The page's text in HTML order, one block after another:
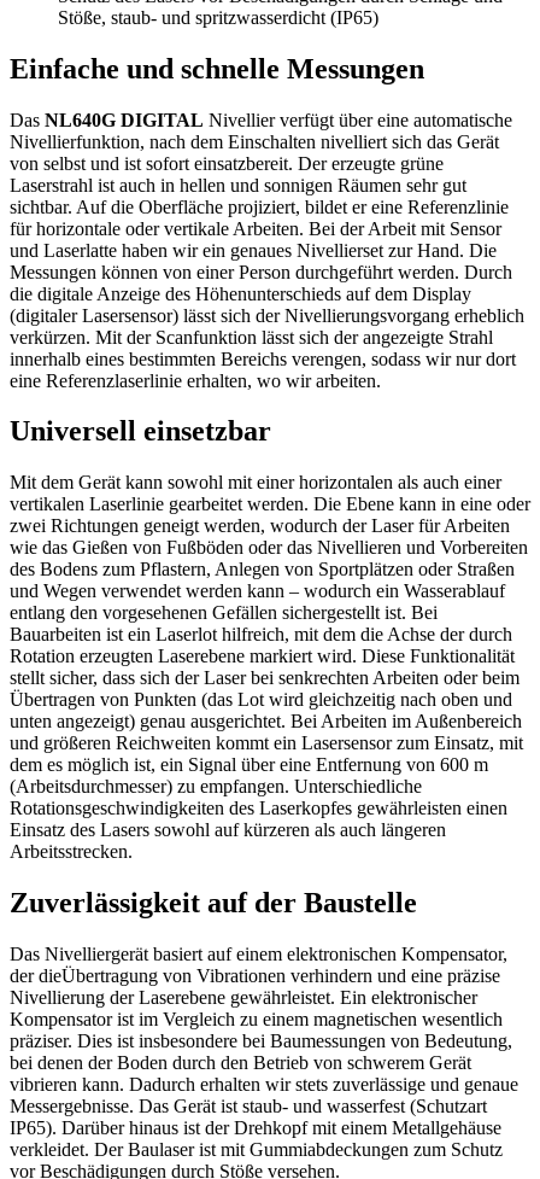
Stöße, staub- und spritzwasserdicht (IP65)
Einfache und schnelle Messungen
Das NL640G DIGITAL Nivellier verfügt über eine automatische
Nivellierfunktion, nach dem Einschalten nivelliert sich das Gerät
von selbst und ist sofort einsatzbereit. Der erzeugte grüne
Laserstrahl ist auch in hellen und sonnigen Räumen sehr gut
sichtbar. Auf die Oberfläche projiziert, bildet er eine Referenzlinie
für horizontale oder vertikale Arbeiten. Bei der Arbeit mit Sensor
und Laserlatte haben wir ein genaues Nivellierset zur Hand. Die
Messungen können von einer Person durchgeführt werden. Durch
die digitale Anzeige des Höhenunterschieds auf dem Display
(digitaler Lasersensor) lässt sich der Nivellierungsvorgang erheblich
verkürzen. Mit der Scanfunktion lässt sich der angezeigte Strahl
innerhalb eines bestimmten Bereichs verengen, sodass wir nur dort
eine Referenzlaserlinie erhalten, wo wir arbeiten.
Universell einsetzbar
Mit dem Gerät kann sowohl mit einer horizontalen als auch einer
vertikalen Laserlinie gearbeitet werden. Die Ebene kann in eine oder
zwei Richtungen geneigt werden, wodurch der Laser für Arbeiten
wie das Gießen von Fußböden oder das Nivellieren und Vorbereiten
des Bodens zum Pflastern, Anlegen von Sportplätzen oder Straßen
und Wegen verwendet werden kann – wodurch ein Wasserablauf
entlang den vorgesehenen Gefällen sichergestellt ist. Bei
Bauarbeiten ist ein Laserlot hilfreich, mit dem die Achse der durch
Rotation erzeugten Laserebene markiert wird. Diese Funktionalität
stellt sicher, dass sich der Laser bei senkrechten Arbeiten oder beim
Übertragen von Punkten (das Lot wird gleichzeitig nach oben und
unten angezeigt) genau ausgerichtet. Bei Arbeiten im Außenbereich
und größeren Reichweiten kommt ein Lasersensor zum Einsatz, mit
dem es möglich ist, ein Signal über eine Entfernung von 600 m
(Arbeitsdurchmesser) zu empfangen. Unterschiedliche
Rotationsgeschwindigkeiten des Laserkopfes gewährleisten einen
Einsatz des Lasers sowohl auf kürzeren als auch längeren
Arbeitsstrecken.
Zuverlässigkeit auf der Baustelle
Das Nivelliergerät basiert auf einem elektronischen Kompensator,
der dieÜbertragung von Vibrationen verhindern und eine präzise
Nivellierung der Laserebene gewährleistet. Ein elektronischer
Kompensator ist im Vergleich zu einem magnetischen wesentlich
präziser. Dies ist insbesondere bei Baumessungen von Bedeutung,
bei denen der Boden durch den Betrieb von schwerem Gerät
vibrieren kann. Dadurch erhalten wir stets zuverlässige und genaue
Messergebnisse. Das Gerät ist staub- und wasserfest (Schutzart
IP65). Darüber hinaus ist der Drehkopf mit einem Metallgehäuse
verkleidet. Der Baulaser ist mit Gummiabdeckungen zum Schutz
vor Beschädigungen durch Stöße versehen.